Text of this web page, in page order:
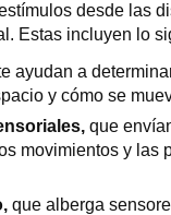
desde las
Estas incluyen lo
ayudan a
y cómo se
que
movimientos y las
que alberga